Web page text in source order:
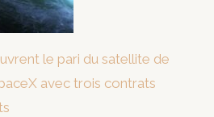
le pari du satellite de
avec trois contrats